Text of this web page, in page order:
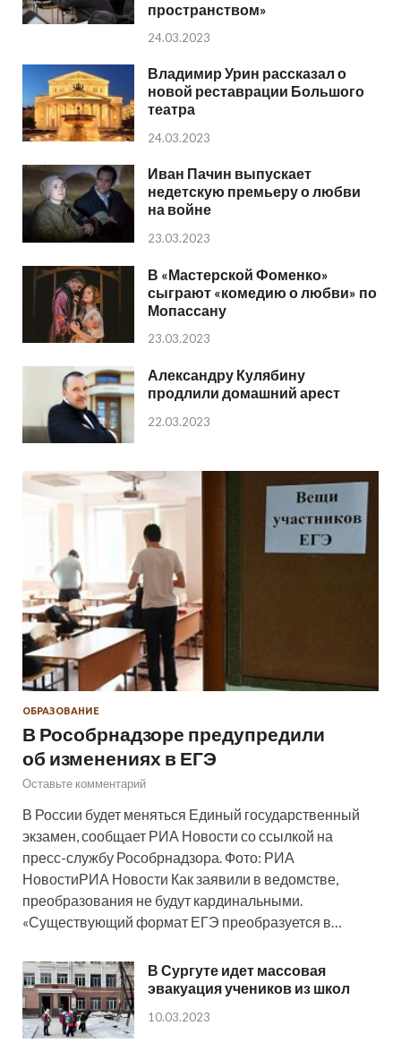
пространством»
24.03.2023
Владимир Урин рассказал о
новой реставрации Большого
театра
24.03.2023
Иван Пачин выпускает
недетскую премьеру о любви
на войне
23.03.2023
В «Мастерской Фоменко»
сыграют «комедию о любви» по
Мопассану
23.03.2023
Александру Кулябину
продлили домашний арест
22.03.2023
ОБРАЗОВАНИЕ
В Рособрнадзоре предупредили
об изменениях в ЕГЭ
Оставьте комментарий
В России будет меняться Единый государственный
экзамен, сообщает РИА Новости со ссылкой на
пресс-службу Рособрнадзора. Фото: РИА
НовостиРИА Новости Как заявили в ведомстве,
преобразования не будут кардинальными.
«Существующий формат ЕГЭ преобразуется в…
В Сургуте идет массовая
эвакуация учеников из школ
10.03.2023